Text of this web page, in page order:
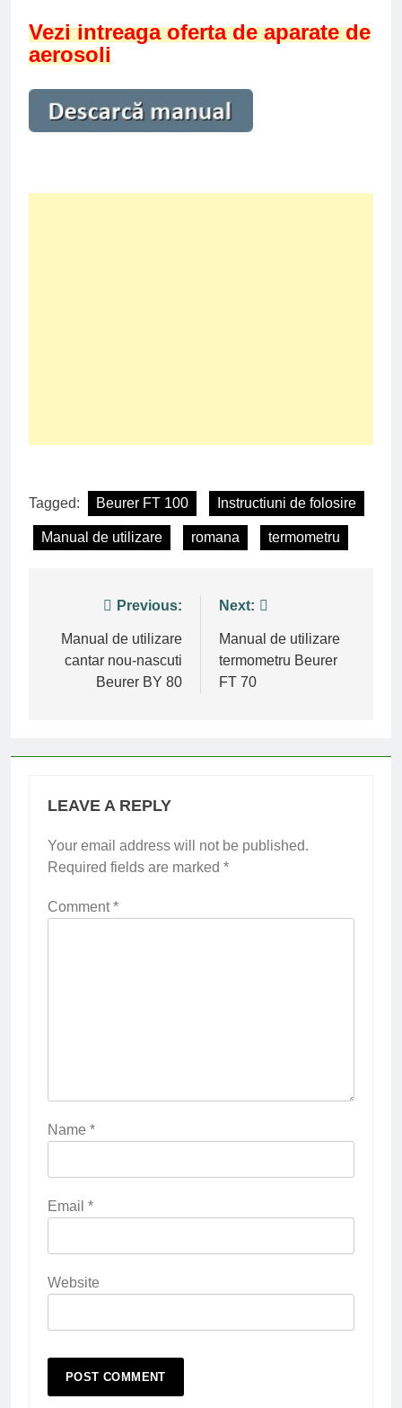
Vezi intreaga oferta de aparate de
aerosoli
Tagged: Beurer FT 100 Instructiuni de folosire
Manual de utilizare romana termometru
navigation
Previous:
Manual de utilizare
cantar nou-nascuti
Beurer BY 80
Next:
Manual de utilizare
termometru Beurer
FT 70
LEAVE A REPLY
Your email address will not be published.
Required fields are marked *
Comment*
Name *
Email *
Website